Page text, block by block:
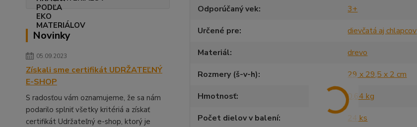
Novinky
05.09.2023
Získali sme certifikát UDRŽATEĽNÝ
E-SHOP
S radosťou vám oznamujeme, že sa nám
podarilo splniť všetky kritériá a získať
certifikát Udržateľný e-shop, ktorý je
Odporúčaný vek
3+
Určené pre
dievčatá aj chlapcov
Materiál
drevo
Rozmery (š-v-h)
29 x 29,5 x 2 cm
Hmotnosť
0,64 kg
Počet dielov v balení
24 ks